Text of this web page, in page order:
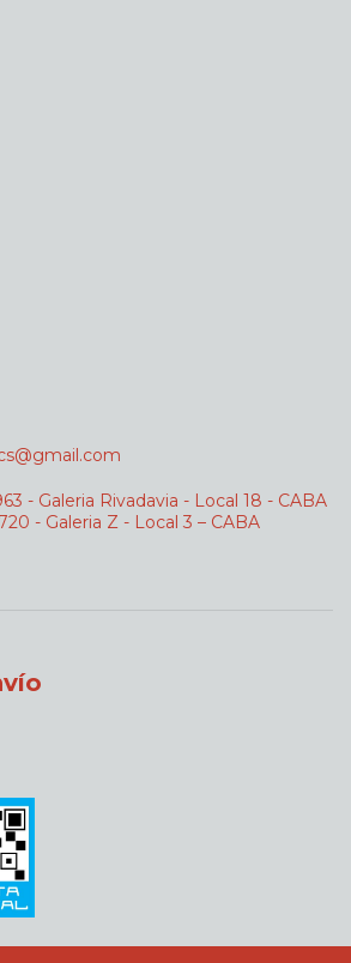
- Galeria Rivadavia - Local 18 - CABA
- Galeria Z - Local 3 – CABA